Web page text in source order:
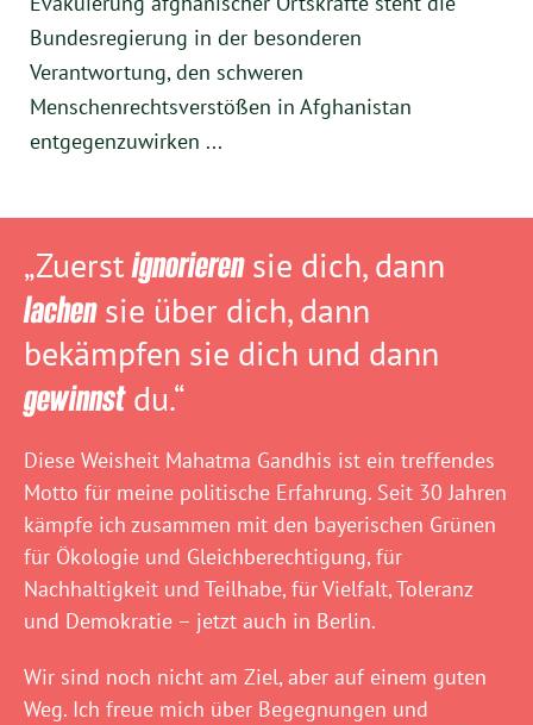
Bundesregierung in der besonderen
Verantwortung, den schweren
Menschenrechtsverstößen in Afghanistan
entgegenzuwirken ...
„Zuerstignorierensie dich, dann
lachensie über dich, dann
bekämpfen sie dich und dann
gewinnstdu.“
Diese Weisheit Mahatma Gandhis ist ein treffendes
Motto für meine politische Erfahrung. Seit 30 Jahren
kämpfe ich zusammen mit den bayerischen Grünen
für Ökologie und Gleichberechtigung, für
Nachhaltigkeit und Teilhabe, für Vielfalt, Toleranz
und Demokratie – jetzt auch in Berlin.
Wir sind noch nicht am Ziel, aber auf einem guten
Weg. Ich freue mich über Begegnungen und